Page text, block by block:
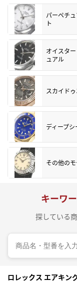
パーペチ
ト
オイスタ
ュアル
スカイド
ディープシ
その他の
キーワ
探している
ロレックス エアキン